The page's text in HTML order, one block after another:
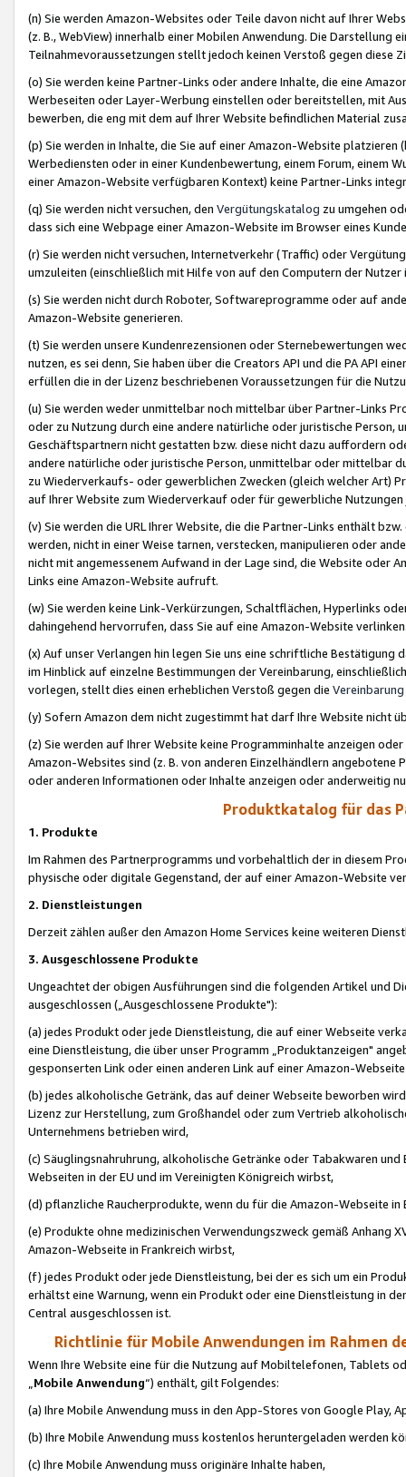
(n) Sie werden Amazon-Websites oder Teile davon nicht auf Ihrer
(z. B., WebView) innerhalb einer Mobilen Anwendung. Die Darstellung
Teilnahmevoraussetzungen stellt jedoch keinen Verstoß gegen diese
(o) Sie werden keine Partner-Links oder andere Inhalte, die eine
Werbeseiten oder Layer-Werbung einstellen oder bereitstellen, mit
bewerben, die eng mit dem auf Ihrer Website befindlichen Material
(p) Sie werden in Inhalte, die Sie auf einer Amazon-Website
Werbediensten oder in einer Kundenbewertung, einem Forum, einem
einer Amazon-Website verfügbaren Kontext) keine Partner-Links
(q) Sie werden nicht versuchen, den Vergütungskatalog zu umgehen
dass sich eine Webpage einer Amazon-Website im Browser eines
(r) Sie werden nicht versuchen, Internetverkehr (Traffic) oder
umzuleiten (einschließlich mit Hilfe von auf den Computern der
(s) Sie werden nicht durch Roboter, Softwareprogramme oder auf
Amazon-Website generieren.
(t) Sie werden unsere Kundenrezensionen oder Sternebewertungen
nutzen, es sei denn, Sie haben über die Creators API und die PA API
erfüllen die in der Lizenz beschriebenen Voraussetzungen für die
(u) Sie werden weder unmittelbar noch mittelbar über Partner-Links
oder zu Nutzung durch eine andere natürliche oder juristische
Geschäftspartnern nicht gestatten bzw. diese nicht dazu auffordern
andere natürliche oder juristische Person, unmittelbar oder mittelbar
zu Wiederverkaufs- oder gewerblichen Zwecken (gleich welcher Art)
auf Ihrer Website zum Wiederverkauf oder für gewerbliche
(v) Sie werden die URL Ihrer Website, die die Partner-Links enthält
werden, nicht in einer Weise tarnen, verstecken, manipulieren oder
nicht mit angemessenem Aufwand in der Lage sind, die Website oder
Links eine Amazon-Website aufruft.
(w) Sie werden keine Link-Verkürzungen, Schaltflächen, Hyperlinks
dahingehend hervorrufen, dass Sie auf eine Amazon-Website
(x) Auf unser Verlangen hin legen Sie uns eine schriftliche
im Hinblick auf einzelne Bestimmungen der Vereinbarung,
vorlegen, stellt dies einen erheblichen Verstoß gegen die Vereinbarung
(y) Sofern Amazon dem nicht zugestimmt hat darf Ihre Website nicht
(z) Sie werden auf Ihrer Website keine Programminhalte anzeigen
Amazon-Websites sind (z. B. von anderen Einzelhändlern
oder anderen Informationen oder Inhalte anzeigen oder anderweitig
Produktkatalog für das
1. Produkte
Im Rahmen des Partnerprogramms und vorbehaltlich der in diesem
physische oder digitale Gegenstand, der auf einer Amazon-Website
2. Dienstleistungen
Derzeit zählen außer den Amazon Home Services keine weiteren
3. Ausgeschlossene Produkte
Ungeachtet der obigen Ausführungen sind die folgenden Artikel und
ausgeschlossen („Ausgeschlossene Produkte"):
(a) jedes Produkt oder jede Dienstleistung, die auf einer Webseite
eine Dienstleistung, die über unser Programm „Produktanzeigen"
gesponserten Link oder einen anderen Link auf einer Amazon-
(b) jedes alkoholische Getränk, das auf deiner Webseite beworben
Lizenz zur Herstellung, zum Großhandel oder zum Vertrieb
Unternehmens betrieben wird,
(c) Säuglingsnahruhrung, alkoholische Getränke oder Tabakwaren
Webseiten in der EU und im Vereinigten Königreich wirbst,
(d) pflanzliche Raucherprodukte, wenn du für die Amazon-Webseite in
(e) Produkte ohne medizinischen Verwendungszweck gemäß Anhang
Amazon-Webseite in Frankreich wirbst,
(f) jedes Produkt oder jede Dienstleistung, bei der es sich um ein
erhältst eine Warnung, wenn ein Produkt oder eine Dienstleistung in
Central ausgeschlossen ist.
Richtlinie für Mobile Anwendungen im Rahmen
Wenn Ihre Website eine für die Nutzung auf Mobiltelefonen, Tablets
„Mobile Anwendung“) enthält, gilt Folgendes:
(a) Ihre Mobile Anwendung muss in den App-Stores von Google Play,
(b) Ihre Mobile Anwendung muss kostenlos heruntergeladen werden
(c) Ihre Mobile Anwendung muss originäre Inhalte haben,